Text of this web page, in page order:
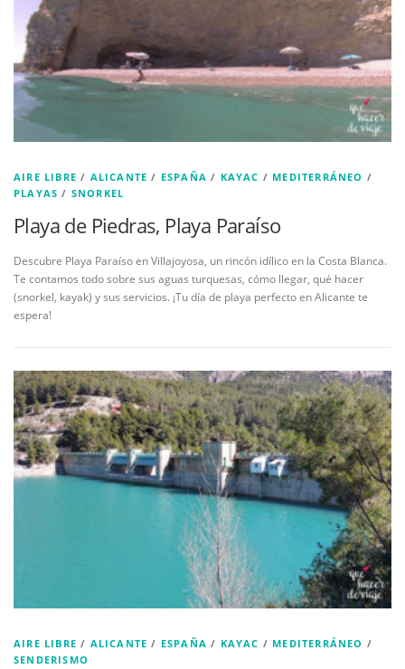
AIRE LIBRE / ALICANTE / ESPAÑA / KAYAC / MEDITERRÁNEO /
PLAYAS / SNORKEL
Playa de Piedras, Playa Paraíso
Descubre Playa Paraíso en Villajoyosa, un rincón idílico en la Costa Blanca.
Te contamos todo sobre sus aguas turquesas, cómo llegar, qué hacer
(snorkel, kayak) y sus servicios. ¡Tu día de playa perfecto en Alicante te
espera!
AIRE LIBRE / ALICANTE / ESPAÑA / KAYAC / MEDITERRÁNEO /
SENDERISMO